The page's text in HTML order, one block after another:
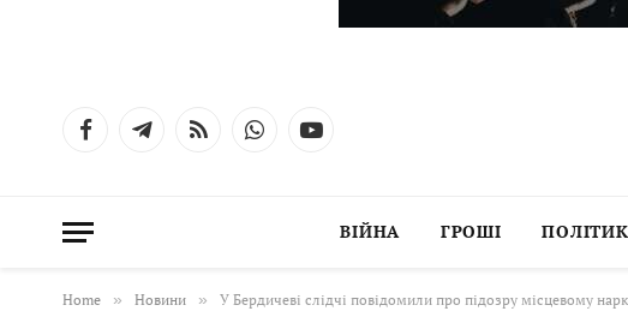
FacebookTelegramRSS WhatsAppYouTube
ВІЙНА ГРОШІ
Home » Новини » У Бердичеві слідчі повідомили про підозру місцевому